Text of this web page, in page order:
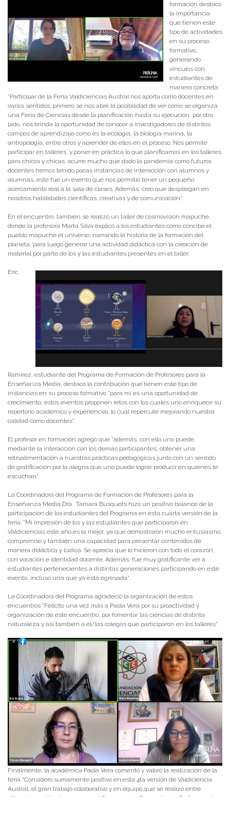
formación destacó
la importancia
que tienen este
tipo de actividades
en su proceso
formativo,
generando
vínculos con
estudiantes de
manera concreta
“Participar de la Feria Valdiciencias Austral nos aporta como docentes en
varios sentidos, primero se nos abre la posibilidad de ver cómo se organiza
una Feria de Ciencias desde la planificación hasta su ejecución, por otro
lado, nos brinda la oportunidad de conocer a investigadores de distintos
campos de aprendizaje como es la ecología, la biología marina, la
antropología, entre otros y aprender de ellos en el proceso. Nos permite
participar en talleres, y poner en práctica lo que planificamos en los talleres
para chicos y chicas, ocurre mucho que dado la pandemia como futuros
docentes hemos tenido pocas instancias de interacción con alumnos y
alumnas, este fue un evento que nos permitió tener un pequeño
acercamiento real a la sala de clases. Además, creo que despliegan en
nosotros habilidades científicas, creativas y de comunicación”.
En el encuentro, también se realizó un taller de cosmovisión mapuche,
donde la profesora Marta Silva explicó a los estudiantes cómo concibe el
pueblo mapuche el universo, narrando la historia de la formación del
planeta, para luego generar una actividad didáctica con la creación de
material por parte de los y las estudiantes presentes en el taller.
Eric
Ramírez, estudiante del Programa de Formación de Profesores para la
Enseñanza Media, destacó la contribución que tienen este tipo de
instancias en su proceso formativo “para mí es una oportunidad de
crecimiento, estos eventos proponen retos con los cuales uno enriquece su
repertorio académico y experiencial, lo cual repercute mejorando nuestra
calidad como docentes”.
El profesor en formación agregó que “además, con ello uno puede,
mediante la interacción con los demás participantes, obtener una
retroalimentación a nuestras prácticas pedagógicas junto con un sentido
de gratificación por la alegría que uno puede lograr producir en quienes te
escuchan”.
La Coordinadora del Programa de Formación de Profesores para la
Enseñanza Media Dra. Tamara Busquets hizo un positivo balance de la
participación de los estudiantes del Programa en esta cuarta versión de la
feria. “Mi impresión de los y las estudiantes que participaron en
Valdiciencias este año es la mejor, ya que demostraron mucho entusiasmo,
compromiso y también una capacidad para presentar contenidos de
manera didáctica y lúdica. Se aprecia que lo hicieron con todo el corazón,
con vocación e identidad docente. Además, fue muy gratificante ver a
estudiantes pertenecientes a distintas generaciones participando en este
evento, incluso una que ya está egresada”.
La Coordinadora del Programa agradeció la organización de estos
encuentros “Felicito una vez más a Paola Vera por su proactividad y
organización de este encuentro, por fomentar las ciencias de distinta
naturaleza y así también a él/las colegas que participaron en los talleres”.
Finalmente, la académica Paola Vera comentó y valoró la realización de la
feria “Considero sumamente positivo en esta 4ta versión de Valdiciencia
Austral, el gran trabajo colaborativo y en equipo que se realizó entre
diferentes entidades, como es el Programa de Formación de Profesores de